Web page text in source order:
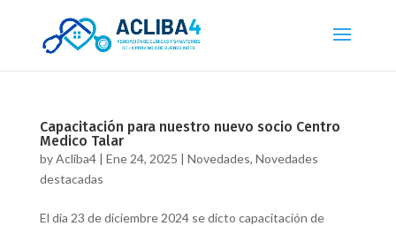
Capacitación para nuestro nuevo socio Centro
Medico Talar
byAcliba4| Ene 24, 2025 | Novedades, Novedades
destacadas
El día 23 de diciembre 2024 se dicto capacitación de